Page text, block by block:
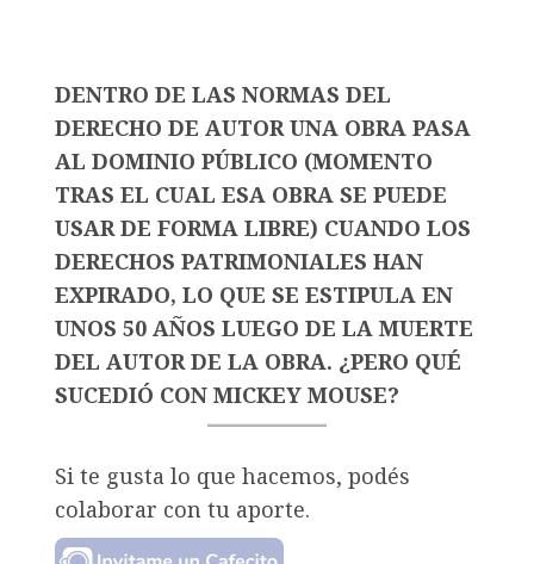
DENTRO DE LAS NORMAS DEL
DERECHO DE AUTOR UNA OBRA PASA
AL DOMINIO PÚBLICO (MOMENTO
TRAS EL CUAL ESA OBRA SE PUEDE
USAR DE FORMA LIBRE) CUANDO LOS
DERECHOS PATRIMONIALES HAN
EXPIRADO, LO QUE SE ESTIPULA EN
UNOS 50 AÑOS LUEGO DE LA MUERTE
DEL AUTOR DE LA OBRA. ¿PERO QUÉ
SUCEDIÓ CON MICKEY MOUSE?
Si te gusta lo que hacemos, podés
colaborar con tu aporte.